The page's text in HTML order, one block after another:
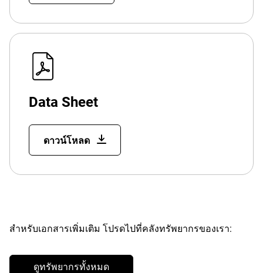
Data Sheet
ดาวน์โหลด
สำหรับเอกสารเพิ่มเติม โปรดไปที่คลังทรัพยากรของเรา:
ดูทรัพยากรทั้งหมด